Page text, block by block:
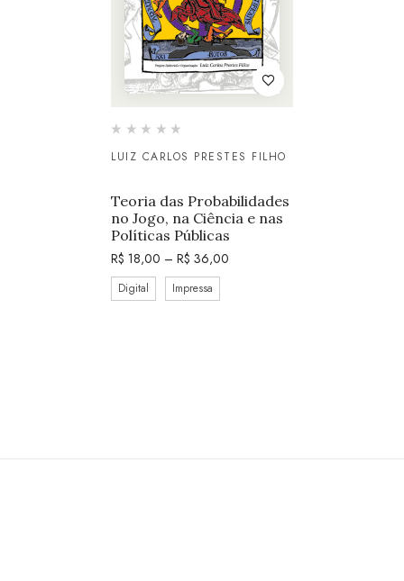
LUIZ CARLOS PRESTES FILHO
Teoria das Probabilidades
no Jogo, na Ciência e nas
Políticas Públicas
R$ 18,00 – R$ 36,00
Digital Impressa